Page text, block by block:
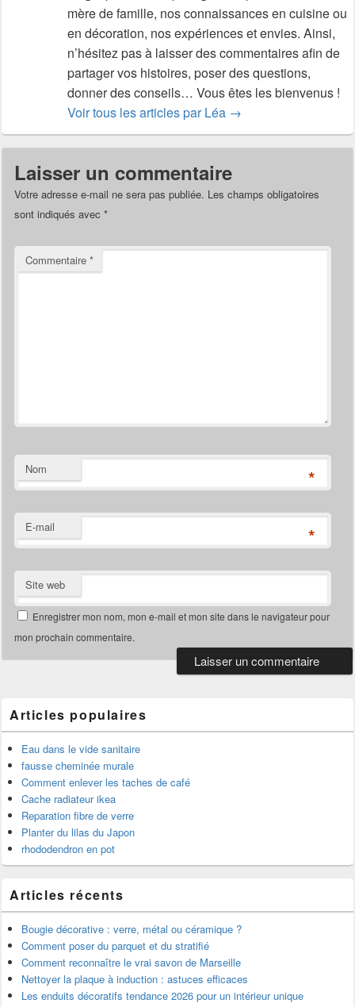
mère de famille, nos connaissances en cuisine ou
en décoration, nos expériences et envies. Ainsi,
n’hésitez pas à laisser des commentaires afin de
partager vos histoires, poser des questions,
donner des conseils… Vous êtes les bienvenus !
Voir tous les articles par Léa →
Laisser un commentaire
Votre adresse e-mail ne sera pas publiée. Les champs obligatoires
sont indiqués avec *
Commentaire *
Nom *
E-mail *
Site web
Enregistrer mon nom, mon e-mail et mon site dans le navigateur pour
mon prochain commentaire.
Articles populaires
Eau dans le vide sanitaire
fausse cheminée murale
Comment enlever les taches de café
Cache radiateur ikea
Reparation fibre de verre
Planter du lilas du Japon
rhododendron en pot
Articles récents
Bougie décorative : verre, métal ou céramique ?
Comment poser du parquet et du stratifié
Comment reconnaître le vrai savon de Marseille
Nettoyer la plaque à induction : astuces efficaces
Les enduits décoratifs tendance 2026 pour un intérieur unique